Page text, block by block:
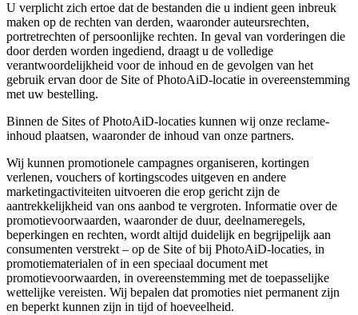
U verplicht zich ertoe dat de bestanden die u indient geen inbreuk
maken op de rechten van derden, waaronder auteursrechten,
portretrechten of persoonlijke rechten. In geval van vorderingen die
door derden worden ingediend, draagt u de volledige
verantwoordelijkheid voor de inhoud en de gevolgen van het
gebruik ervan door de Site of PhotoAiD-locatie in overeenstemming
met uw bestelling.
Binnen de Sites of PhotoAiD-locaties kunnen wij onze reclame-
inhoud plaatsen, waaronder de inhoud van onze partners.
Wij kunnen promotionele campagnes organiseren, kortingen
verlenen, vouchers of kortingscodes uitgeven en andere
marketingactiviteiten uitvoeren die erop gericht zijn de
aantrekkelijkheid van ons aanbod te vergroten. Informatie over de
promotievoorwaarden, waaronder de duur, deelnameregels,
beperkingen en rechten, wordt altijd duidelijk en begrijpelijk aan
consumenten verstrekt – op de Site of bij PhotoAiD-locaties, in
promotiematerialen of in een speciaal document met
promotievoorwaarden, in overeenstemming met de toepasselijke
wettelijke vereisten. Wij bepalen dat promoties niet permanent zijn
en beperkt kunnen zijn in tijd of hoeveelheid.